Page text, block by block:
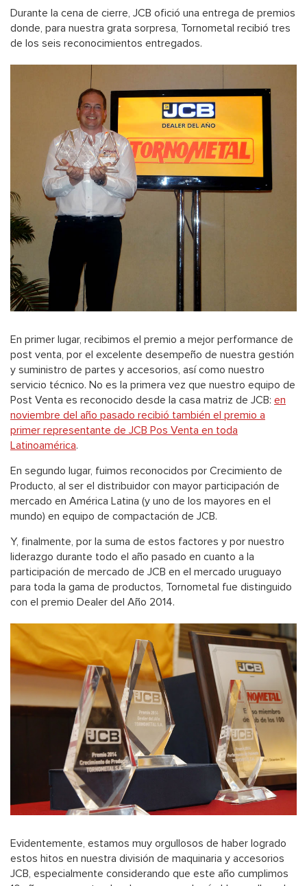
Durante la cena de cierre, JCB ofició una entrega de premios
donde, para nuestra grata sorpresa, Tornometal recibió tres
de los seis reconocimientos entregados.
En primer lugar, recibimos el premio a mejor performance de
post venta, por el excelente desempeño de nuestra gestión
y suministro de partes y accesorios, así como nuestro
servicio técnico. No es la primera vez que nuestro equipo de
Post Venta es reconocido desde la casa matriz de JCB: en
noviembre del año pasado recibió también el premio a
primer representante de JCB Pos Venta en toda
Latinoamérica.
En segundo lugar, fuimos reconocidos por Crecimiento de
Producto, al ser el distribuidor con mayor participación de
mercado en América Latina (y uno de los mayores en el
mundo) en equipo de compactación de JCB.
Y, finalmente, por la suma de estos factores y por nuestro
liderazgo durante todo el año pasado en cuanto a la
participación de mercado de JCB en el mercado uruguayo
para toda la gama de productos, Tornometal fue distinguido
con el premio Dealer del Año 2014.
Evidentemente, estamos muy orgullosos de haber logrado
estos hitos en nuestra división de maquinaria y accesorios
JCB, especialmente considerando que este año cumplimos